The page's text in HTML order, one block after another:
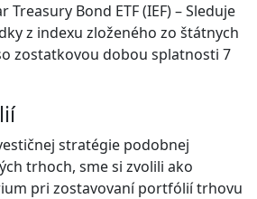
Treasury Bond ETF (IEF) – Sleduje
z indexu zloženého zo štátnych
zostatkovou dobou splatnosti 7
stratégie podobnej
trhoch, sme si zvolili ako
pri zostavovaní portfólií trhovu